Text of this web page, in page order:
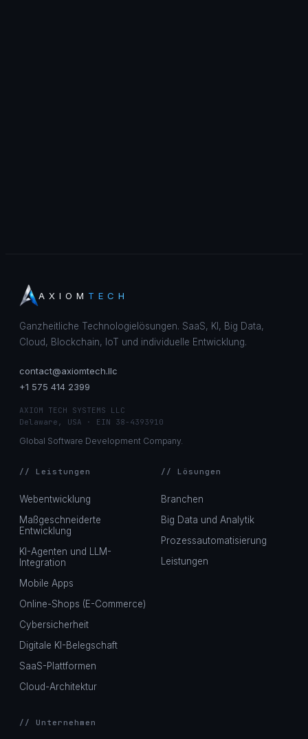
AXIOM TECH
Ganzheitliche Technologielösungen. SaaS, KI, Big Data,
Cloud, Blockchain, IoT und individuelle Entwicklung.
contact@axiomtech.llc
+1 575 414 2399
AXIOM TECH SYSTEMS LLC
Delaware, USA · EIN 38-4393910
Global Software Development Company.
// Leistungen
Webentwicklung
Maßgeschneiderte
Entwicklung
KI-Agenten und LLM-
Integration
Mobile Apps
Online-Shops (E-Commerce)
Cybersicherheit
Digitale KI-Belegschaft
SaaS-Plattformen
Cloud-Architektur
// Lösungen
Branchen
Big Data und Analytik
Prozessautomatisierung
Leistungen
// Unternehmen